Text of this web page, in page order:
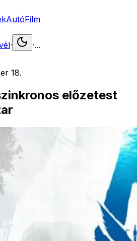
AutóFilm
· ·...
18.
előzetest